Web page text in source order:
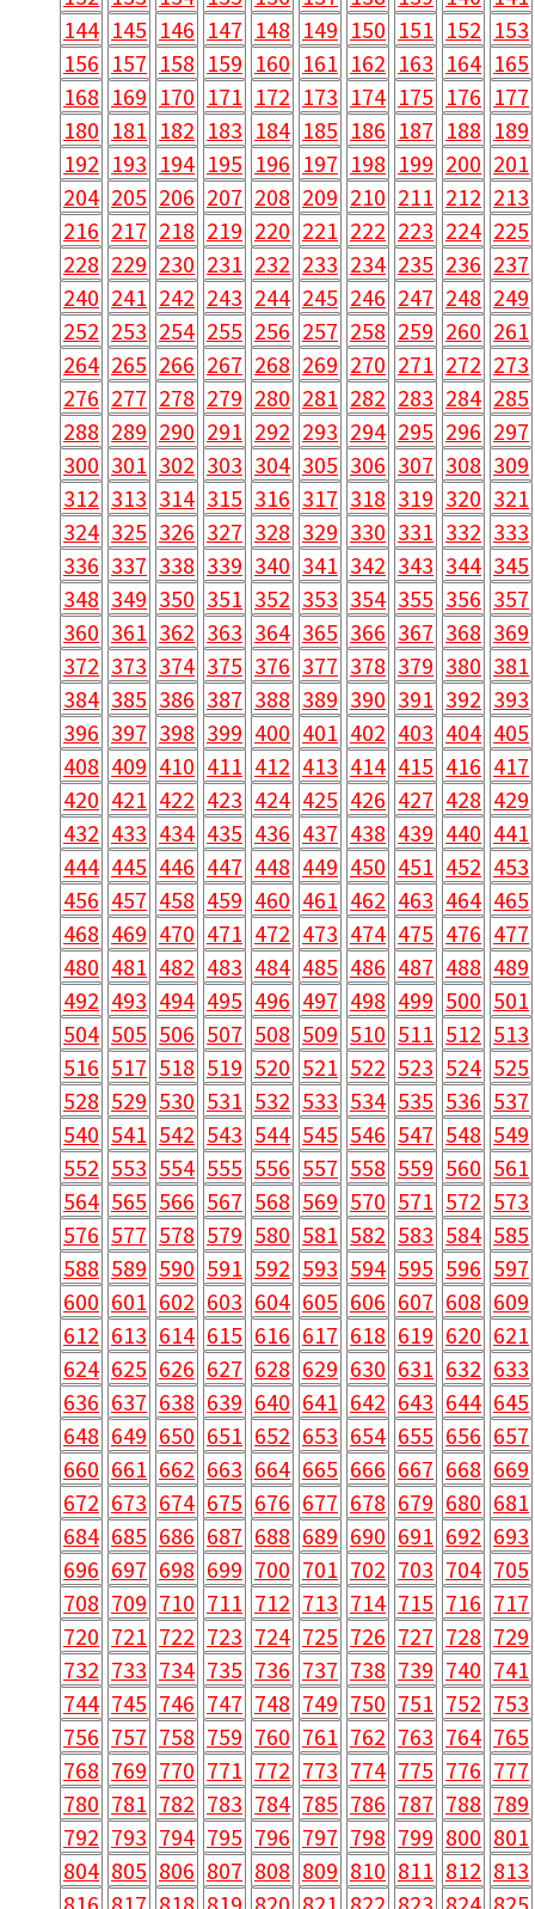
144 145 146 147 148 149 150 151 152 153
156 157 158 159 160 161 162 163 164 165
168 169 170 171 172 173 174 175 176 177
180 181 182 183 184 185 186 187 188 189
192 193 194 195 196 197 198 199 200 201
204 205 206 207 208 209 210 211 212 213
216 217 218 219 220 221 222 223 224 225
228 229 230 231 232 233 234 235 236 237
240 241 242 243 244 245 246 247 248 249
252 253 254 255 256 257 258 259 260 261
264 265 266 267 268 269 270 271 272 273
276 277 278 279 280 281 282 283 284 285
288 289 290 291 292 293 294 295 296 297
300 301 302 303 304 305 306 307 308 309
312 313 314 315 316 317 318 319 320 321
324 325 326 327 328 329 330 331 332 333
336 337 338 339 340 341 342 343 344 345
348 349 350 351 352 353 354 355 356 357
360 361 362 363 364 365 366 367 368 369
372 373 374 375 376 377 378 379 380 381
384 385 386 387 388 389 390 391 392 393
396 397 398 399 400 401 402 403 404 405
408 409 410 411 412 413 414 415 416 417
420 421 422 423 424 425 426 427 428 429
432 433 434 435 436 437 438 439 440 441
444 445 446 447 448 449 450 451 452 453
456 457 458 459 460 461 462 463 464 465
468 469 470 471 472 473 474 475 476 477
480 481 482 483 484 485 486 487 488 489
492 493 494 495 496 497 498 499 500 501
504 505 506 507 508 509 510 511 512 513
516 517 518 519 520 521 522 523 524 525
528 529 530 531 532 533 534 535 536 537
540 541 542 543 544 545 546 547 548 549
552 553 554 555 556 557 558 559 560 561
564 565 566 567 568 569 570 571 572 573
576 577 578 579 580 581 582 583 584 585
588 589 590 591 592 593 594 595 596 597
600 601 602 603 604 605 606 607 608 609
612 613 614 615 616 617 618 619 620 621
624 625 626 627 628 629 630 631 632 633
636 637 638 639 640 641 642 643 644 645
648 649 650 651 652 653 654 655 656 657
660 661 662 663 664 665 666 667 668 669
672 673 674 675 676 677 678 679 680 681
684 685 686 687 688 689 690 691 692 693
696 697 698 699 700 701 702 703 704 705
708 709 710 711 712 713 714 715 716 717
720 721 722 723 724 725 726 727 728 729
732 733 734 735 736 737 738 739 740 741
744 745 746 747 748 749 750 751 752 753
756 757 758 759 760 761 762 763 764 765
768 769 770 771 772 773 774 775 776 777
780 781 782 783 784 785 786 787 788 789
792 793 794 795 796 797 798 799 800 801
804 805 806 807 808 809 810 811 812 813